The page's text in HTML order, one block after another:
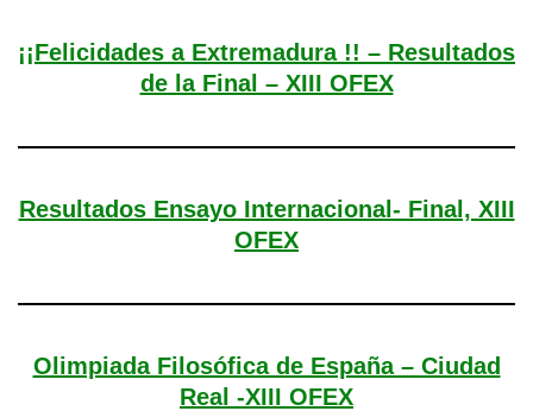
¡¡Felicidades a Extremadura !! – Resultados
de la Final – XIII OFEX
Resultados Ensayo Internacional- Final, XIII
OFEX
Olimpiada Filosófica de España – Ciudad
Real -XIII OFEX